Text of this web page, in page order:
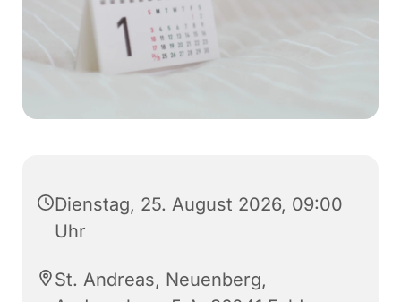
Dienstag, 25. August 2026, 09:00
Uhr
St. Andreas, Neuenberg,